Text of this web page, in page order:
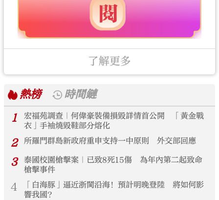
了解更多
熱榜
時間鏈
1
宏福苑調查｜何偉豪裝備損毀詳情首公開 「黃金戰
衣」手袖燒毀鞋部分熔化
2 所羅門群島新政府重申支持一中原則 外交部回應
3
泰國校園槍擊案｜已致8死15傷 為年內第二起致命
槍擊事件
4
「白海豚」逼近浙閩沿海！預計明晚登陸 將如何影
響我國？